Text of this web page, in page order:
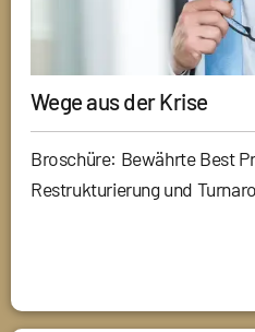
Wege aus der Krise
Broschüre: Bewährte Best
Restrukturierung und